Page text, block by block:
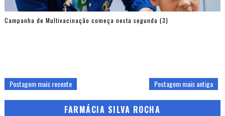
Campanha de Multivacinação começa nesta segunda (3)
Postagem mais recente Postagem mais antiga
FARMÁCIA SILVA ROCHA